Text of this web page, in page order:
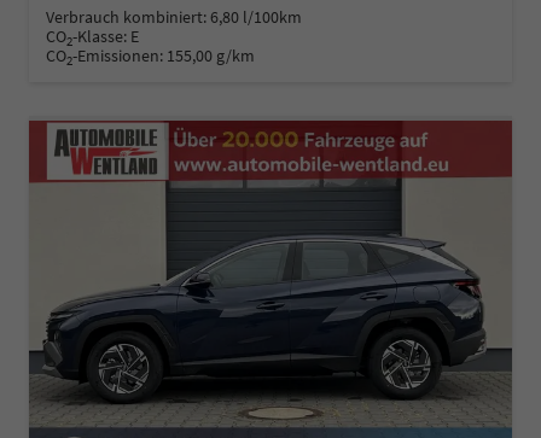
Verbrauch kombiniert:6,80 l/100km
CO2-Klasse: E
CO2-Emissionen: 155,00 g/km